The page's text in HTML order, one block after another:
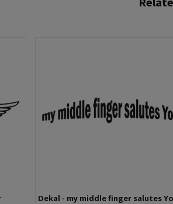
Dekal - my middle finger salutes